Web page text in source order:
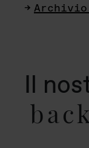
Archivio
Il